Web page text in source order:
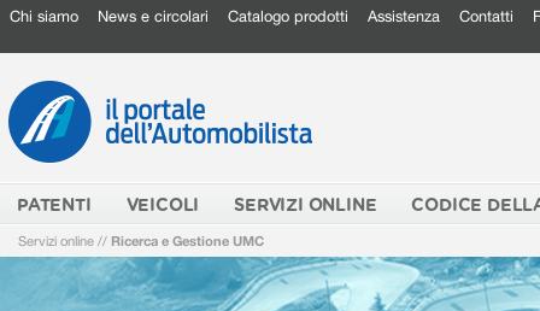
Chi siamo News e circolari Catalogo prodotti Assistenza Contatti
PATENTI VEICOLI SERVIZI ONLINE CODICE
Servizi online // Ricerca e Gestione UMC